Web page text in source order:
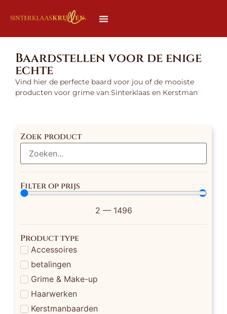
Baardstellen voor de enige
echte
Vind hier de perfecte baard voor jou of de mooiste
producten voor grime van Sinterklaas en Kerstman
Zoek product
Filter op prijs
2 — 1496
Product type
Accessoires
betalingen
Grime & Make-up
Haarwerken
Kerstmanbaarden